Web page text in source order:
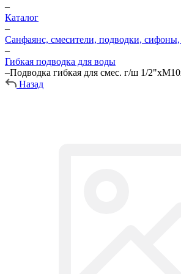
–
Каталог
–
Санфаянс, смесители, подводки,
–
Гибкая подводка для воды
–Подводка гибкая для смес. г/ш 1/
Назад